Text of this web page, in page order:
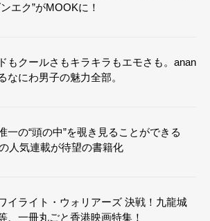
エク”がMOOKに！
もクールさもキラキラもエモさも。anan
なにわ男子の魅力全部。
一の“頭の中”を覗き見ることができる
人気連載が待望の書籍化
ワイライト・ウォリアーズ 決戦！九龍城
、一冊丸ごと香港映画特集！